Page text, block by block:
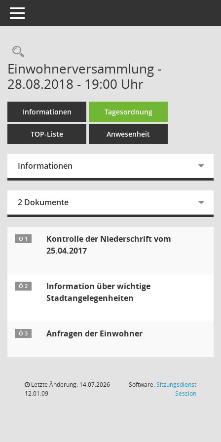
Toggle navigation
Rechercheauswahl
Einwohnerversammlung -
28.08.2018 - 19:00 Uhr
Informationen Tagesordnung
TOP-Liste Anwesenheit
Informationen
2 Dokumente
Ö 1
Kontrolle der Niederschrift vom
25.04.2017
Ö 2
Information über wichtige
Stadtangelegenheiten
Ö 3 Anfragen der Einwohner
Letzte Änderung: 14.07.2026
12:01:09
Software:Sitzungsdienst
Session(Wird in